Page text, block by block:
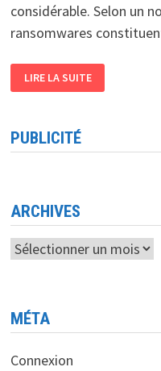
considérable. Selon un
ransomwares
CYBERCRIMINALITÉ
ET
SECTEUR
RANSOMWARE,
CONSIDÉRÉ
COMME
LIRE LA SUITE
PUBLICITÉ
ARCHIVES
Archives
MÉTA
Connexion